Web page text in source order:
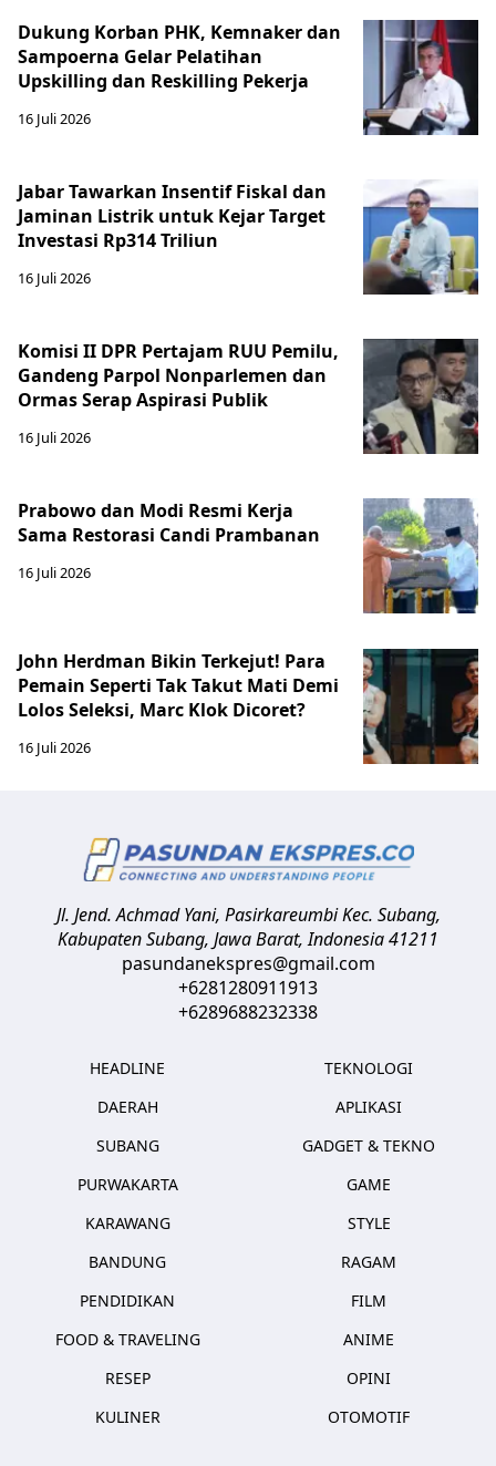
Dukung Korban PHK, Kemnaker dan
Sampoerna Gelar Pelatihan
Upskilling dan Reskilling Pekerja
16 Juli 2026
Jabar Tawarkan Insentif Fiskal dan
Jaminan Listrik untuk Kejar Target
Investasi Rp314 Triliun
16 Juli 2026
Komisi II DPR Pertajam RUU Pemilu,
Gandeng Parpol Nonparlemen dan
Ormas Serap Aspirasi Publik
16 Juli 2026
Prabowo dan Modi Resmi Kerja
Sama Restorasi Candi Prambanan
16 Juli 2026
John Herdman Bikin Terkejut! Para
Pemain Seperti Tak Takut Mati Demi
Lolos Seleksi, Marc Klok Dicoret?
16 Juli 2026
Jl. Jend. Achmad Yani, Pasirkareumbi Kec. Subang,
Kabupaten Subang, Jawa Barat,Indonesia41211
pasundanekspres@gmail.com
+6281280911913
+6289688232338
HEADLINE
DAERAH
SUBANG
PURWAKARTA
KARAWANG
BANDUNG
PENDIDIKAN
FOOD & TRAVELING
RESEP
KULINER
TEKNOLOGI
APLIKASI
GADGET & TEKNO
GAME
STYLE
RAGAM
FILM
ANIME
OPINI
OTOMOTIF